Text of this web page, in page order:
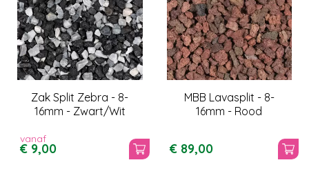
Zak Split Zebra - 8-
16mm - Zwart/Wit
vanaf
€ 9,00
MBB Lavasplit - 8-
16mm - Rood
€ 89,00